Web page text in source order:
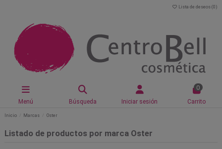
Lista de deseos (0 )
Menú Búsqueda Iniciar sesión
0
Carrito
Inicio Marcas Oster
Listado de productos por marca Oster